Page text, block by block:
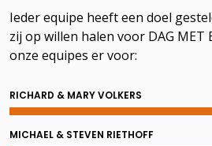
Ieder equipe heeft een doel
zij op willen halen voor DAG MET
onze equipes er voor:
RICHARD & MARY VOLKERS
MICHAEL & STEVEN RIETHOFF